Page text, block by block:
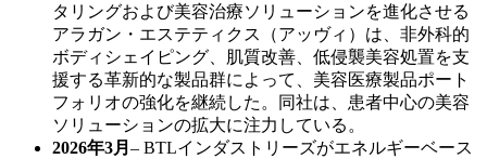
タリングおよび美容治療ソリューションを進化させる
アラガン・エステティクス（アッヴィ）は、非外科的
ボディシェイピング、肌質改善、低侵襲美容処置を支
援する革新的な製品群によって、美容医療製品ポート
フォリオの強化を継続した。同社は、患者中心の美容
ソリューションの拡大に注力している。
2026年3月 – BTLインダストリーズがエネルギーベース